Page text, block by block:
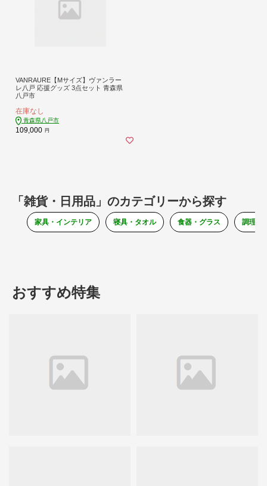
VANRAURE【Mサイズ】ヴァンラー
レ八戸 応援グッズ 3点セット 青森県
八戸市
在庫なし
青森県八戸市
109,000 円
「雑貨・日用品」のカテゴリーから探す
家具・インテリア 寝具・タオル 食器・グラス 調理器
おすすめ特集